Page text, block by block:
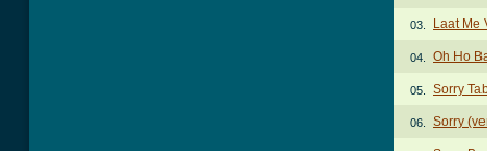
03. Laat Me
04. Oh Ho
05. Sorry
06. Sorry